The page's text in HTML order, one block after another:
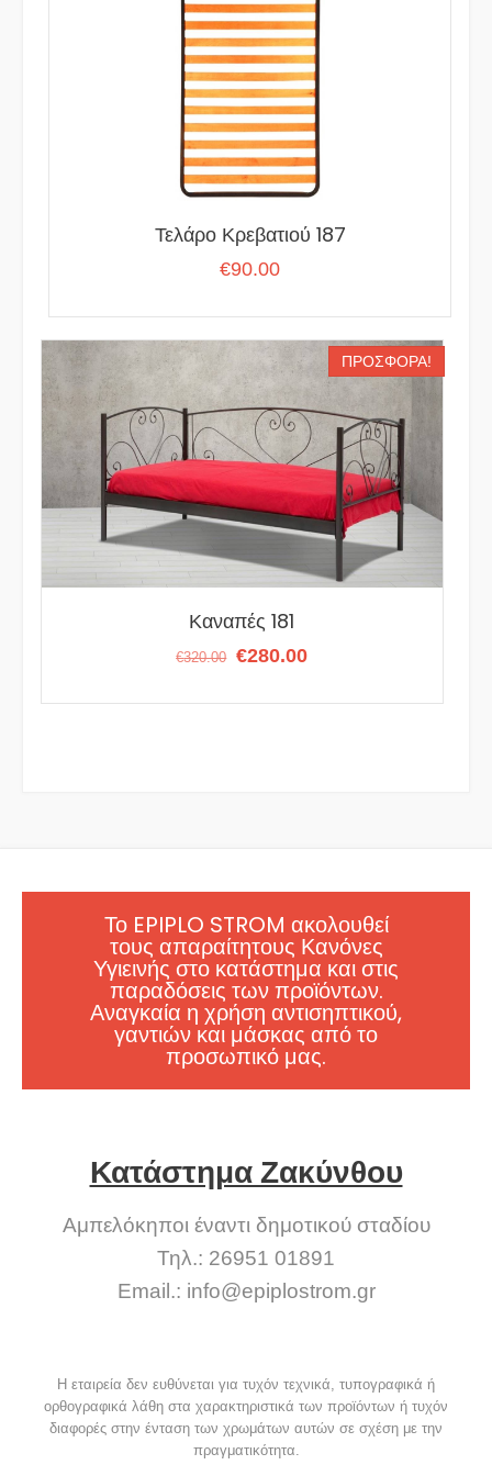
Τελάρο Κρεβατιού 187
€90.00
ΠΡΟΣΦΟΡΆ!
Καναπές 181
€320.00 Original
€280.00Η
Το EPIPLO STROM ακολουθεί
τους απαραίτητους Κανόνες
Υγιεινής στο κατάστημα και στις
παραδόσεις των προϊόντων.
Αναγκαία η χρήση αντισηπτικού,
γαντιών και μάσκας από το
προσωπικό μας.
Κατάστημα Ζακύνθου
Αμπελόκηποι έναντι δημοτικού σταδίου
Τηλ.: 26951 01891
Email.: info@epiplostrom.gr
Η εταιρεία δεν ευθύνεται για τυχόν τεχνικά, τυπογραφικά ή
ορθογραφικά λάθη στα χαρακτηριστικά των προϊόντων ή τυχόν
διαφορές στην ένταση των χρωμάτων αυτών σε σχέση με την
πραγματικότητα.